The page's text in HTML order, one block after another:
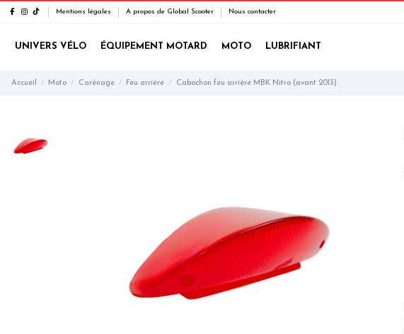
Mentions légales A propos de Global Scooter Nous contacter
UNIVERS VÉLO ÉQUIPEMENT MOTARD MOTO LUBRIFIANT
Accueil Moto Carénage Feu arrière Cabochon feu arrière MBK Nitro (avant 2013)